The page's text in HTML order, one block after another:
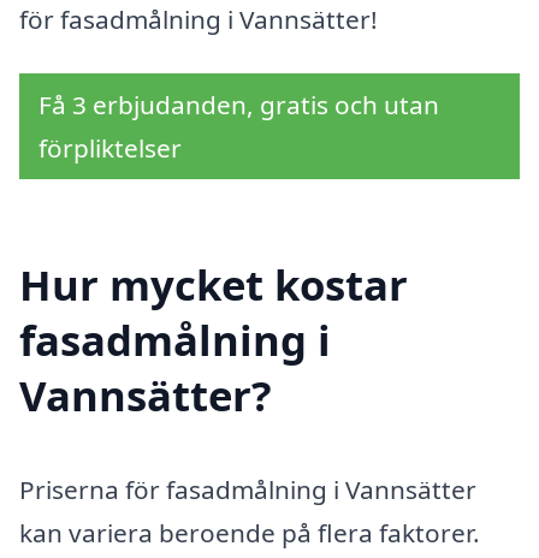
för fasadmålning i Vannsätter!
Få 3 erbjudanden, gratis och utan
förpliktelser
Hur mycket kostar
fasadmålning i
Vannsätter?
Priserna för fasadmålning i Vannsätter
kan variera beroende på flera faktorer.